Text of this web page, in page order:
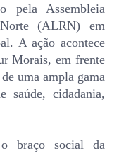
pela Assembleia
(ALRN) em
A ação acontece
Morais, em frente
uma ampla gama
saúde, cidadania,
braço social da